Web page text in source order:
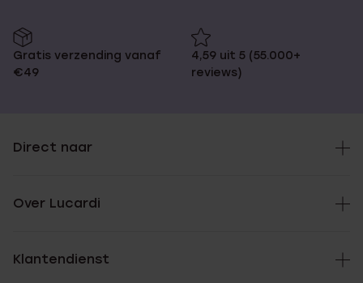
Gratis verzending vanaf
€49
4,59 uit 5 (55.000+
reviews)
Direct naar
Over Lucardi
Klantendienst